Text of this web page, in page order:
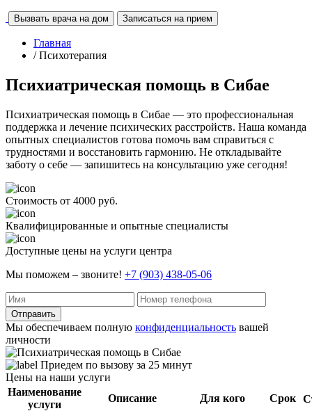
Вызвать врача на дом Записаться на прием
Главная
/ Психотерапия
Психиатрическая помощь в Сибае
Психиатрическая помощь в Сибае — это профессиональная
поддержка и лечение психических расстройств. Наша команда
опытных специалистов готова помочь вам справиться с
трудностями и восстановить гармонию. Не откладывайте
заботу о себе — запишитесь на консультацию уже сегодня!
Стоимость от 4000 руб.
Квалифицированные и опытные специалисты
Доступные цены на услуги центра
Мы поможем – звоните! +7 (903) 438-05-06
Отправить
Мы обеспечиваем полную конфиденциальность вашей
личности
Приедем по вызову за 25 минут
Цены на наши услуги
Наименование
услуги
Описание Для кого Срок